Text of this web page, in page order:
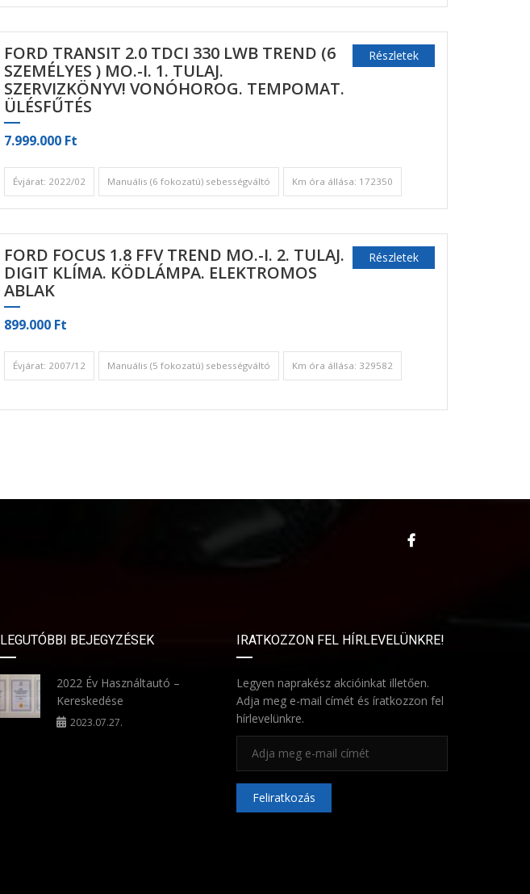
FORD TRANSIT 2.0 TDCI 330 LWB TREND (6
SZEMÉLYES ) MO.-I. 1. TULAJ.
SZERVIZKÖNYV! VONÓHOROG. TEMPOMAT.
ÜLÉSFŰTÉS
7.999.000 Ft
Részletek
Évjárat: 2022/02 Manuális (6 fokozatú) sebességváltó Km óra állása: 172350
FORD FOCUS 1.8 FFV TREND MO.-I. 2. TULAJ.
DIGIT KLÍMA. KÖDLÁMPA. ELEKTROMOS
ABLAK
899.000 Ft
Részletek
Évjárat: 2007/12 Manuális (5 fokozatú) sebességváltó Km óra állása: 329582
LEGUTÓBBI BEJEGYZÉSEK
2022 Év Használtautó –
Kereskedése
2023.07.27.
IRATKOZZON FEL HÍRLEVELÜNKRE!
Legyen naprakész akcióinkat illetően.
Adja meg e-mail címét és íratkozzon fel
hírlevelünkre.
Feliratkozás